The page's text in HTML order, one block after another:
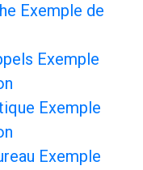
Exemple de
Exemple
Exemple
Exemple